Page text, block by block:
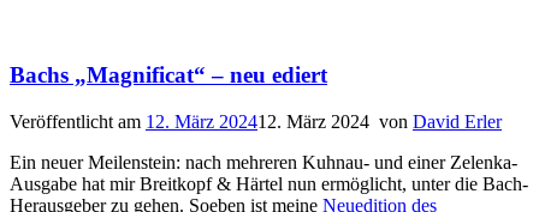
Bachs „Magnificat“ – neu ediert
Veröffentlicht am 12. März 202412. März 2024 von David Erler
Ein neuer Meilenstein: nach mehreren Kuhnau- und einer Zelenka-
Ausgabe hat mir Breitkopf & Härtel nun ermöglicht, unter die Bach-
Herausgeber zu gehen. Soeben ist meine Neuedition des